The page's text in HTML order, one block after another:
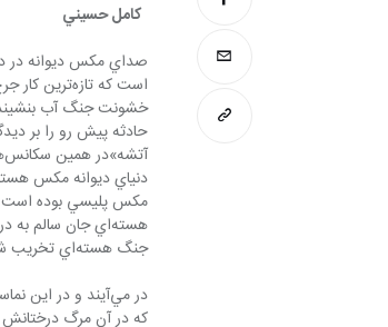
كامل حسيني
است كه
جنگ هسته‌اي تخريب شده، درست زماني است كه درختاني درميان توفان و دود به نمايش